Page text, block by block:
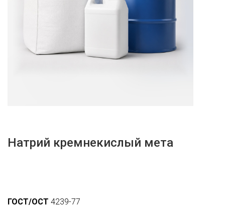
Натрий кремнекислый мета
ГОСТ/ОСТ 4239-77